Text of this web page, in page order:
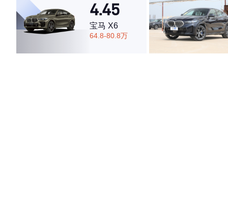
4.45
宝马 X6
64.8-80.8万